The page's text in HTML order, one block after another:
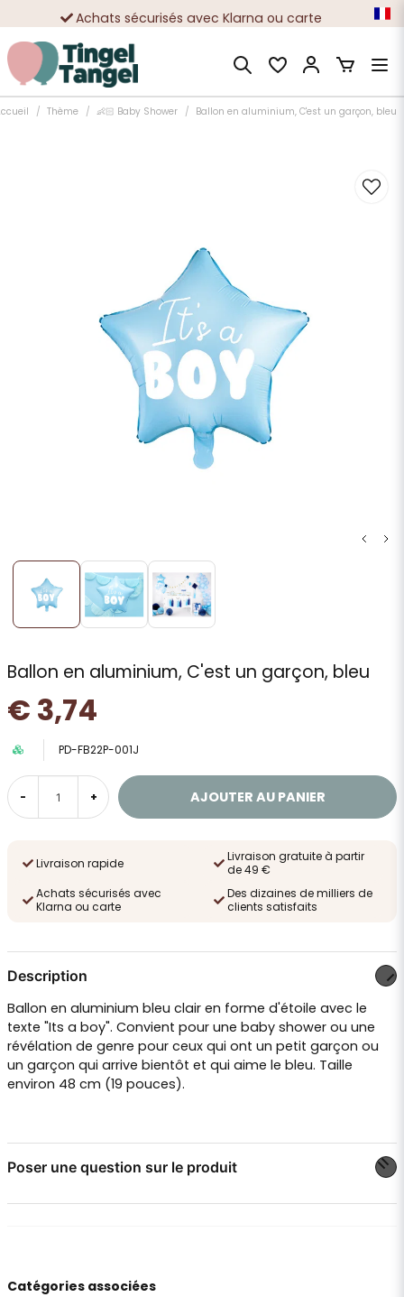
Achats sécurisés avec Klarna ou carte
Des dizaines de milliers de clients satisfaits
Thème 👶🏻 Baby Shower Ballon en aluminium, C'est un garçon, bleu
Ballon en aluminium, C'est un garçon, bleu
€ 3,74
PD-FB22P-001J
- + AJOUTER AU PANIER
Livraison rapide
Livraison gratuite à partir
de 49 €
Achats sécurisés avec
Klarna ou carte
Des dizaines de milliers de
clients satisfaits
Description
Ballon en aluminium bleu clair en forme d'étoile avec le
texte "Its a boy". Convient pour une baby shower ou une
révélation de genre pour ceux qui ont un petit garçon ou
un garçon qui arrive bientôt et qui aime le bleu. Taille
environ 48 cm (19 pouces).
Poser une question sur le produit
Catégories associées